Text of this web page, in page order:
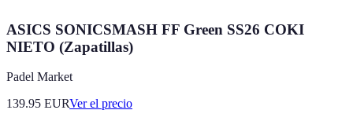
ASICS SONICSMASH FF Green SS26 COKI
NIETO (Zapatillas)
Padel Market
139.95 EURVer el precio